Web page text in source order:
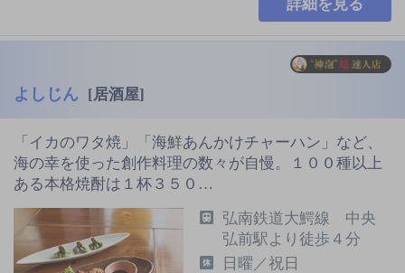
詳細を見る
よしじん [居酒屋]
「イカのワタ焼」「海鮮あんかけチャーハン」など、
海の幸を使った創作料理の数々が自慢。１００種以上
ある本格焼酎は１杯３５０…
弘南鉄道大鰐線 中央
弘前駅より徒歩４分
日曜／祝日